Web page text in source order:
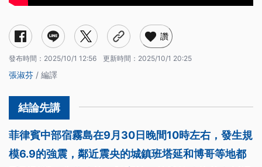
讚
發布時間： 2025/10/1 12:56 更新時間： 2025/10/1 20:25
張淑芬 / 編譯
菲律賓中部宿霧島在9月30日晚間10時左右，發生規
模6.9的強震，鄰近震央的城鎮班塔延和博哥等地都